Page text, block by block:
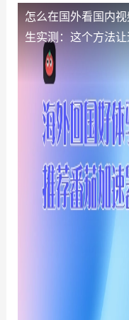
怎么在国外看国内视
生实测：这个方法